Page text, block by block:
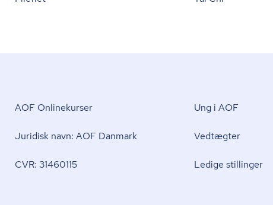
AOF Onlinekurser
Juridisk navn: AOF Danmark
CVR: 31460115
Ung i AOF
Vedtægter
Ledige stillinger